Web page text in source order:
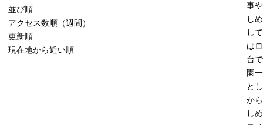
並び順
アクセス数順（週間）
更新順
現在地から近い順
事
し
し
は
台
園
と
か
し